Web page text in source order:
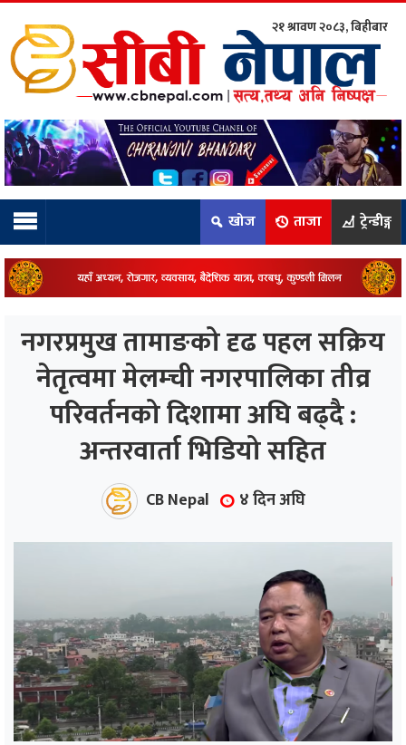
टिम:
२१ श्रावण २०८३, बिहीबार
खोज ताजा ट्रेन्डीङ्ग
नगरप्रमुख तामाङको दृढ पहल सक्रिय
नेतृत्वमा मेलम्ची नगरपालिका तीव्र
परिवर्तनको दिशामा अघि बढ्दै :
अन्तरवार्ता भिडियो सहित
CB Nepal ४ दिन अघि